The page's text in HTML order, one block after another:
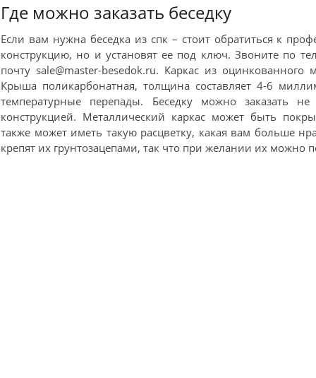
Где можно заказать беседку
Если вам нужна беседка из спк – стоит обратиться к
конструкцию, но и установят ее под ключ. Звоните по
почту sale@master-besedok.ru. Каркас из
Крыша поликарбонатная, толщина составляет 4-6
температурные перепады. Беседку можно заказать
конструкцией. Металлический каркас может быть
также может иметь такую расцветку, какая вам больше
крепят их грунтозацепами, так что при желании их можно